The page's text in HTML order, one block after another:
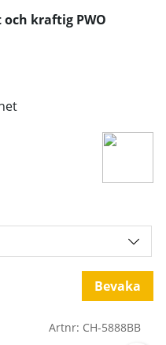
kraftig PWO
Bevaka
Artnr: CH-5888BB